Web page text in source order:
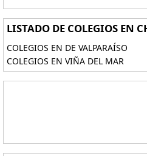
LISTADO DE COLEGIOS EN
COLEGIOS EN DE VALPARAÍSO
COLEGIOS EN VIÑA DEL MAR